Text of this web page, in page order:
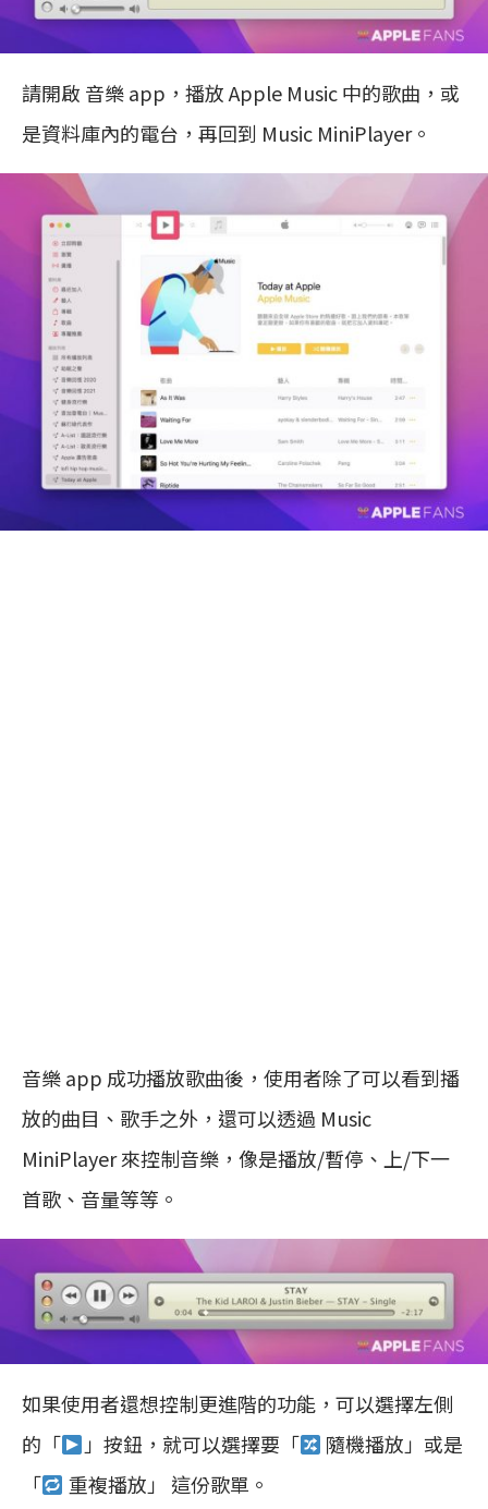
請開啟 音樂 app，播放 Apple Music 中的歌曲，或
是資料庫內的電台，再回到 Music MiniPlayer。
音樂 app 成功播放歌曲後，使用者除了可以看到播
放的曲目、歌手之外，還可以透過 Music
MiniPlayer 來控制音樂，像是播放/暫停、上/下一
首歌、音量等等。
如果使用者還想控制更進階的功能，可以選擇左側
的「
」按鈕，就可以選擇要「
隨機播放」或是
「
重複播放」 這份歌單。